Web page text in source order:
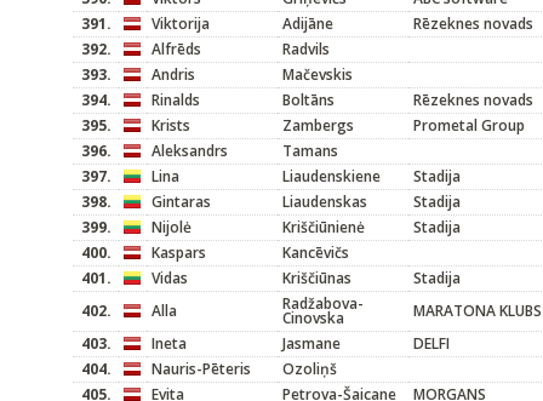
391.
Viktorija Adijāne
Rēzeknes novads
392.
Alfrēds
Radvils
393.
Andris
Mačevskis
394.
Rinalds Boltāns
Rēzeknes novads
395.
Krists Zambergs
Prometal Group
396.
Aleksandrs
Tamans
397.
Lina Liaudenskiene
Stadija
398.
Gintaras Liaudenskas
Stadija
399.
Nijolė Kriščiūnienė
Stadija
400.
Kaspars
Kancēvičs
401.
Vidas Kriščiūnas
Stadija
402.
Alla Radžabova-
Cinovska
MARATONA KLUBS
403.
Ineta Jasmane
DELFI
404.
Nauris-Pēteris
Ozoliņš
405.
Evita Petrova-Šaicane
MORGANS